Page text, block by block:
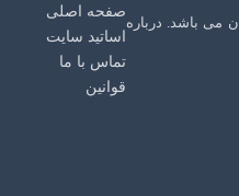
نوجوانان می باشد. درباره
صفحه اصلی
اساتید سایت
تماس با ما
قوانین